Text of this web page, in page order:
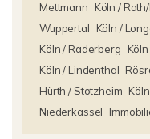
Mettmann
Köln /
Wuppertal
Köln /
Köln / Raderberg
Köln / Lindenthal
Hürth / Stotzheim
Niederkassel